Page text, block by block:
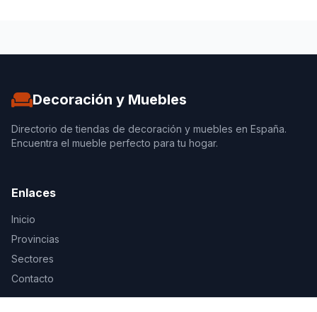
Decoración y Muebles
Directorio de tiendas de decoración y muebles en España.
Encuentra el mueble perfecto para tu hogar.
Enlaces
Inicio
Provincias
Sectores
Contacto